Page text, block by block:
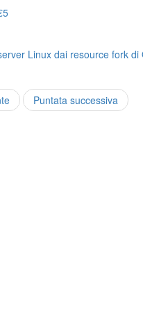
Linux dai resource fork di
Puntata successiva